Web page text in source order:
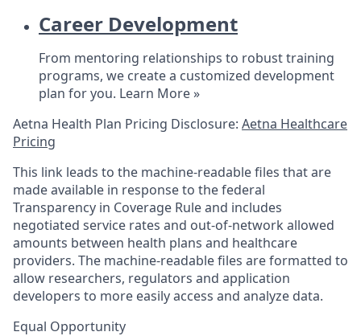
Career Development
From mentoring relationships to robust training
programs, we create a customized development
plan for you. Learn More »
Aetna Health Plan Pricing Disclosure: Aetna Healthcare
Pricing
This link leads to the machine-readable files that are
made available in response to the federal
Transparency in Coverage Rule and includes
negotiated service rates and out-of-network allowed
amounts between health plans and healthcare
providers. The machine-readable files are formatted to
allow researchers, regulators and application
developers to more easily access and analyze data.
Equal Opportunity